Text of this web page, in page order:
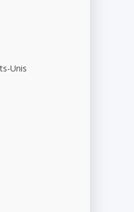
Unis